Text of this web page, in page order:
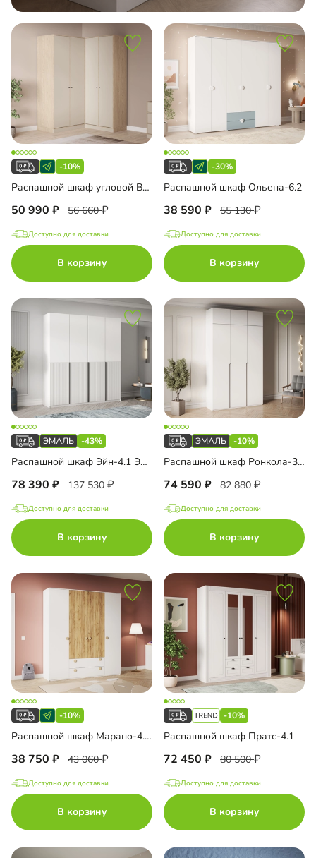
-10%
Распашной шкаф угловой Виггинс-2.2 600
50 990 56 660
Доступно для доставки
В корзину
-30%
Распашной шкаф Ольена-6.2
38 590 55 130
Доступно для доставки
В корзину
-43%
Распашной шкаф Эйн-4.1 Эмаль Декор 1
78 390 137 530
Доступно для доставки
В корзину
-10%
Распашной шкаф Ронкола-3 Эмаль с антресолью
74 590 82 880
Доступно для доставки
В корзину
-10%
Распашной шкаф Марано-4.1.2
38 750 43 060
Доступно для доставки
В корзину
-10%
Распашной шкаф Пратс-4.1
72 450 80 500
Доступно для доставки
В корзину